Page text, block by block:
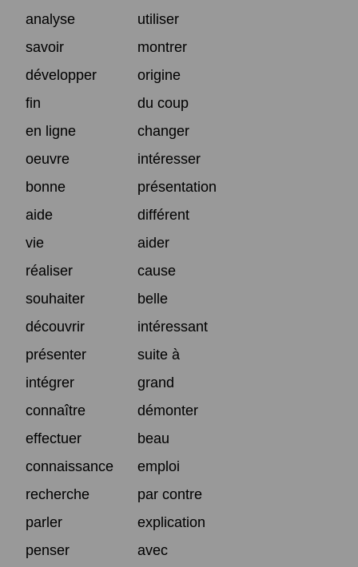
analyse
utiliser
savoir
montrer
développer
origine
fin
du coup
en ligne
changer
oeuvre
intéresser
bonne
présentation
aide
différent
vie
aider
réaliser
cause
souhaiter
belle
découvrir
intéressant
présenter
suite à
intégrer
grand
connaître
démonter
effectuer
beau
connaissance
emploi
recherche
par contre
parler
explication
penser
avec